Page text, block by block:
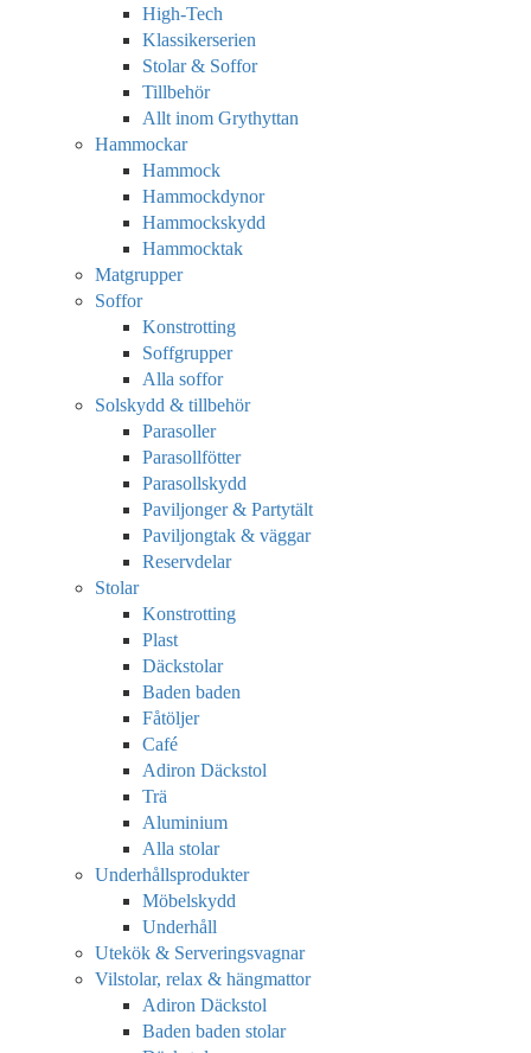
High-Tech
Klassikerserien
Stolar & Soffor
Tillbehör
Allt inom Grythyttan
Hammockar
Hammock
Hammockdynor
Hammockskydd
Hammocktak
Matgrupper
Soffor
Konstrotting
Soffgrupper
Alla soffor
Solskydd & tillbehör
Parasoller
Parasollfötter
Parasollskydd
Paviljonger & Partytält
Paviljongtak & väggar
Reservdelar
Stolar
Konstrotting
Plast
Däckstolar
Baden baden
Fåtöljer
Café
Adiron Däckstol
Trä
Aluminium
Alla stolar
Underhållsprodukter
Möbelskydd
Underhåll
Utekök & Serveringsvagnar
Vilstolar, relax & hängmattor
Adiron Däckstol
Baden baden stolar